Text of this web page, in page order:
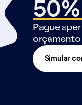
Pague
orçamento
Simular